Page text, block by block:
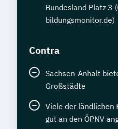
Bundesland Platz 3
bildungsmonitor.de)
Contra
Sachsen-Anhalt
Großstädte
Viele der ländlichen
gut an den ÖPNV